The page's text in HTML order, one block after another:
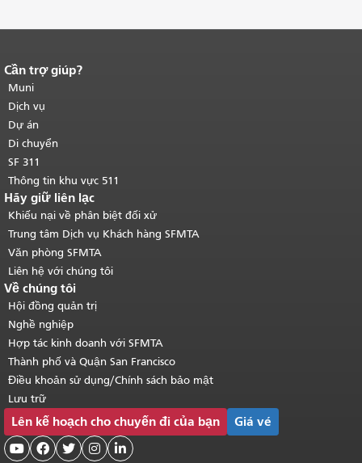
Kết thúc nội dung trang.
của trang này được lặp lại trên mọi
trang.Quay lại đầu trang nội dung
chính.
Cần trợ giúp?
Muni
Dịch vụ
Dự án
Di chuyển
SF 311
Thông tin khu vực 511
Hãy giữ liên lạc
Khiếu nại về phân biệt đối xử
Trung tâm Dịch vụ Khách hàng SFMTA
Văn phòng SFMTA
Liên hệ với chúng tôi
Về chúng tôi
Hội đồng quản trị
Nghề nghiệp
Hợp tác kinh doanh với SFMTA
Thành phố và Quận San Francisco
Điều khoản sử dụng/Chính sách bảo mật
Lưu trữ
Lên kế hoạch cho chuyến đi của bạn Giá vé
    